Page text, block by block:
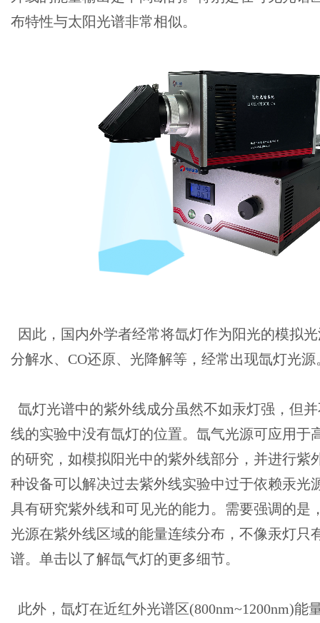
布特性与太阳光谱非常相似。
因此，国内外学者经常将氙灯作为阳光的模拟
分解水、CO还原、光降解等，经常出现氙灯光源
氙灯光谱中的紫外线成分虽然不如汞灯强，但
线的实验中没有氙灯的位置。氙气光源可应用于
的研究，如模拟阳光中的紫外线部分，并进行紫
种设备可以解决过去紫外线实验中过于依赖汞光
具有研究紫外线和可见光的能力。需要强调的是
光源在紫外线区域的能量连续分布，不像汞灯只
谱。单击以了解氙气灯的更多细节。
此外，氙灯在近红外光谱区(800nm~1200nm)能